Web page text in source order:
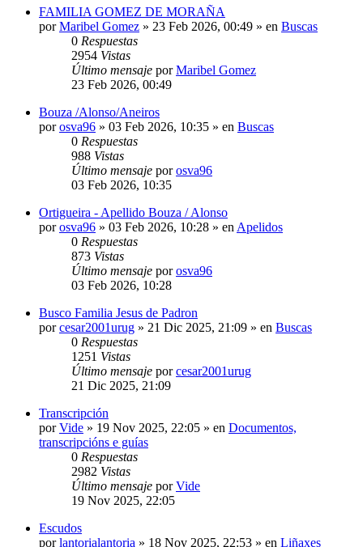
FAMILIA GOMEZ DE MORAÑA
porMaribel Gomez » 23 Feb 2026, 00:49 » en Buscas
0 Respuestas
2954 Vistas
Último mensaje porMaribel Gomez
23 Feb 2026, 00:49
Bouza /Alonso/Aneiros
porosva96 » 03 Feb 2026, 10:35 » en Buscas
0 Respuestas
988 Vistas
Último mensaje porosva96
03 Feb 2026, 10:35
Ortigueira - Apellido Bouza / Alonso
porosva96 » 03 Feb 2026, 10:28 » en Apelidos
0 Respuestas
873 Vistas
Último mensaje porosva96
03 Feb 2026, 10:28
Busco Familia Jesus de Padron
porcesar2001urug » 21 Dic 2025, 21:09 » en Buscas
0 Respuestas
1251 Vistas
Último mensaje porcesar2001urug
21 Dic 2025, 21:09
Transcripción
porVide » 19 Nov 2025, 22:05 » en Documentos,
transcripcións e guías
0 Respuestas
2982 Vistas
Último mensaje porVide
19 Nov 2025, 22:05
Escudos
porlantorialantoria » 18 Nov 2025, 22:53 » en Liñaxes